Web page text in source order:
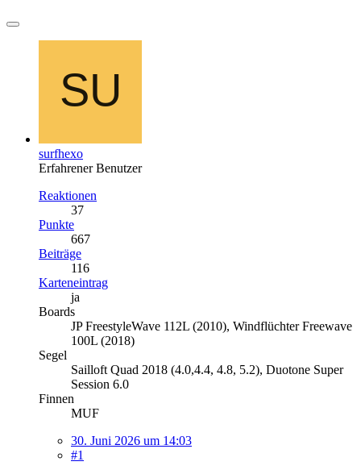
surfhexo
Erfahrener Benutzer
Reaktionen
37
Punkte
667
Beiträge
116
Karteneintrag
ja
Boards
JP FreestyleWave 112L (2010), Windflüchter Freewave
100L (2018)
Segel
Sailloft Quad 2018 (4.0,4.4, 4.8, 5.2), Duotone Super
Session 6.0
Finnen
MUF
30. Juni 2026 um 14:03
#1